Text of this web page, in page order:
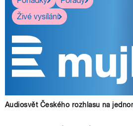
Živé vysílání
Audiosvět Českého rozhlasu na